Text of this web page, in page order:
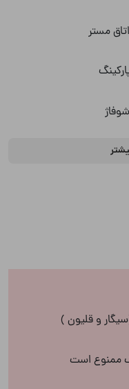
اتاق مستر
شوفاژ
سبز
و قلیون )
ممنوع است